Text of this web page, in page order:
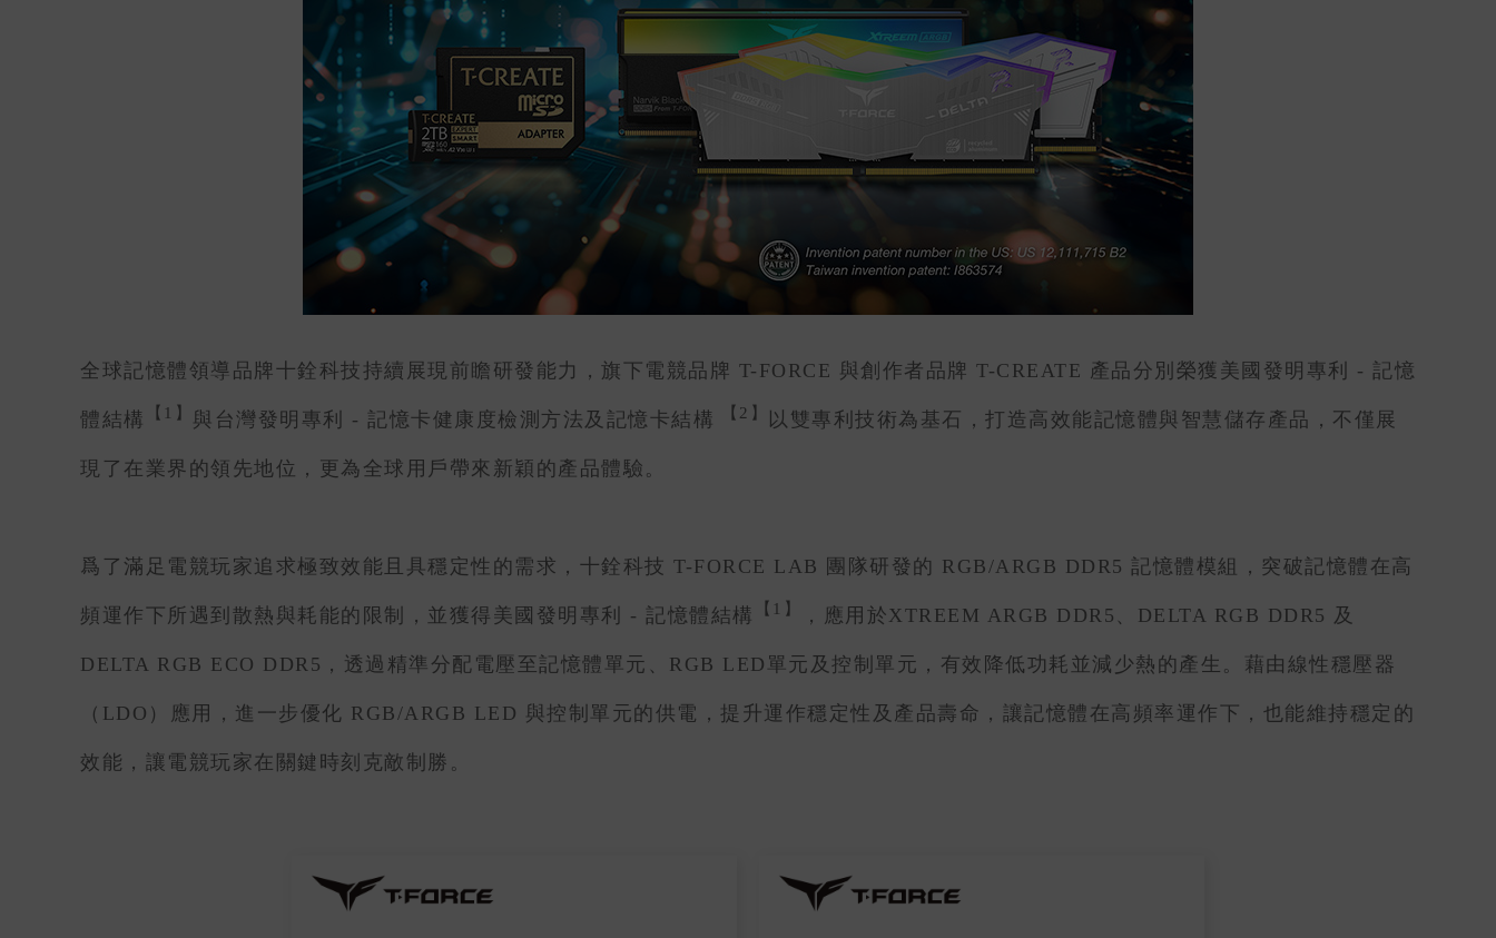
全球記憶體領導品牌十銓科技持續展現前瞻研發能力，旗下電競品牌 T-FORCE 與創作者品牌 T-CREATE 產品分別榮獲美國發明專利 - 記憶
體結構 【1】 與台灣發明專利 - 記憶卡健康度檢測方法及記憶卡結構 【2】 以雙專利技術為基石，打造高效能記憶體與智慧儲存產品，不僅展
現了在業界的領先地位，更為全球用戶帶來新穎的產品體驗。
爲了滿足電競玩家追求極致效能且具穩定性的需求，十銓科技 T-FORCE LAB 團隊研發的 RGB/ARGB DDR5 記憶體模組，突破記憶體在高
頻運作下所遇到散熱與耗能的限制，並獲得美國發明專利 - 記憶體結構 【1】 ，應用於XTREEM ARGB DDR5、DELTA RGB DDR5 及
DELTA RGB ECO DDR5，透過精準分配電壓至記憶體單元、RGB LED單元及控制單元，有效降低功耗並減少熱的產生。藉由線性穩壓器
（LDO）應用，進一步優化 RGB/ARGB LED 與控制單元的供電，提升運作穩定性及產品壽命，讓記憶體在高頻率運作下，也能維持穩定的
效能，讓電競玩家在關鍵時刻克敵制勝。